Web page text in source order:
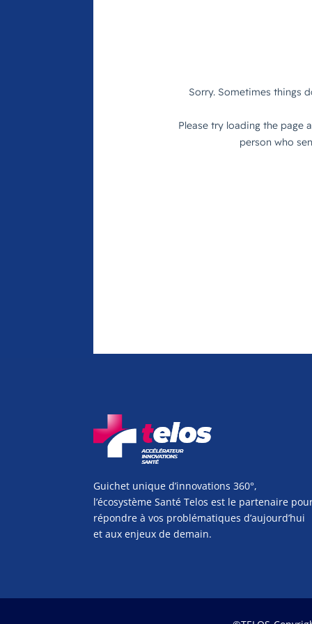
Guichet unique d’innovations 360°,
l’écosystème Santé Telos est le partenaire
répondre à vos problématiques d’aujourd’hui
et aux enjeux de demain.